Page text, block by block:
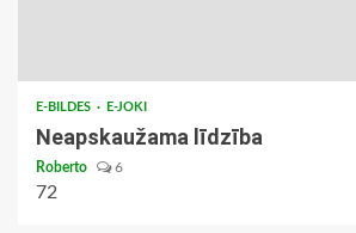
E-BILDES E-JOKI
Neapskaužama līdzība
Roberto 6
72